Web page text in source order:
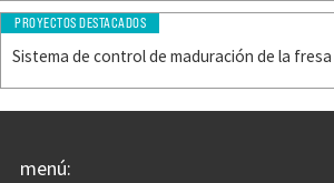
Sistema de control de maduración de la fresa
PROYECTOS DESTACADOS
menú: